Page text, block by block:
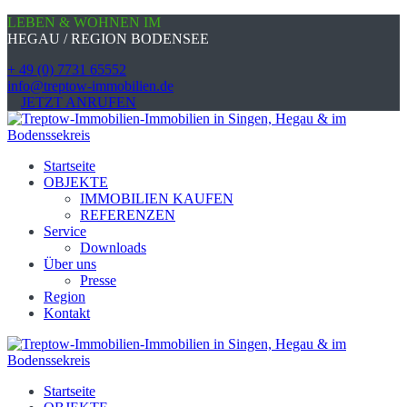
LEBEN & WOHNEN IM
HEGAU / REGION BODENSEE
+ 49 (0) 7731 65552
info@treptow-immobilien.de
JETZT ANRUFEN
Startseite
OBJEKTE
IMMOBILIEN KAUFEN
REFERENZEN
Service
Downloads
Über uns
Presse
Region
Kontakt
Startseite